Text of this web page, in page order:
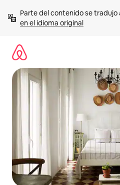
contenido
Parte del contenido se
en el idioma original